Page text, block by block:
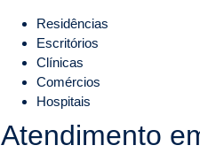
Residências
Escritórios
Clínicas
Comércios
Hospitais
Atendimento